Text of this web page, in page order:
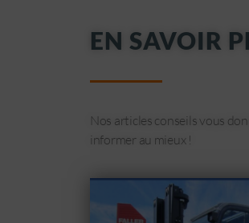
EN SAVOIR
Nos articles conseils vous
informer au mieux !